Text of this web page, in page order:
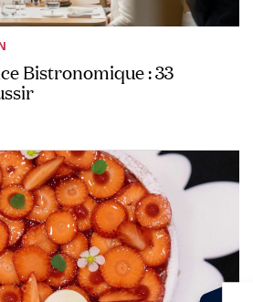
Bistronomique : 33